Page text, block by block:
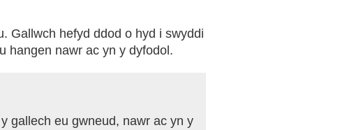
Gallwch hefyd ddod o hyd i swyddi
hangen nawr ac yn y dyfodol.
gallech eu gwneud, nawr ac yn y